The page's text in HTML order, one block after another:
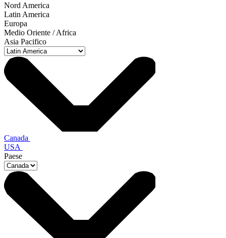
Nord America
Latin America
Europa
Medio Oriente / Africa
Asia Pacifico
Canada
USA
Paese